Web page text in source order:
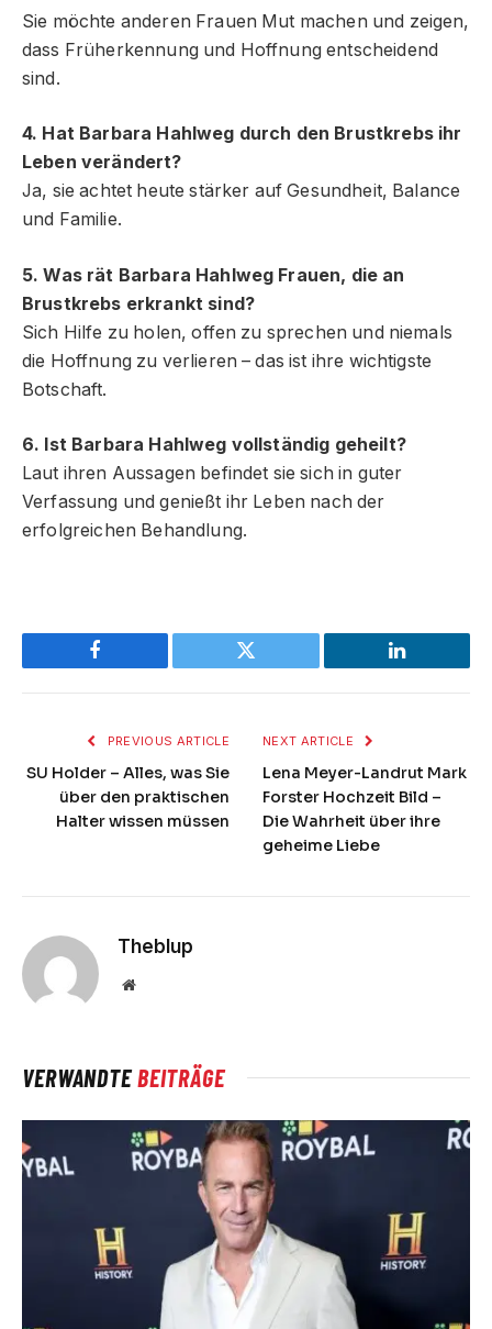
Sie möchte anderen Frauen Mut machen und zeigen,
dass Früherkennung und Hoffnung entscheidend
sind.
4. Hat Barbara Hahlweg durch den Brustkrebs ihr
Leben verändert?
Ja, sie achtet heute stärker auf Gesundheit, Balance
und Familie.
5. Was rät Barbara Hahlweg Frauen, die an
Brustkrebs erkrankt sind?
Sich Hilfe zu holen, offen zu sprechen und niemals
die Hoffnung zu verlieren – das ist ihre wichtigste
Botschaft.
6. Ist Barbara Hahlweg vollständig geheilt?
Laut ihren Aussagen befindet sie sich in guter
Verfassung und genießt ihr Leben nach der
erfolgreichen Behandlung.
Facebook Twitter LinkedIn
PREVIOUS ARTICLE
SU Holder – Alles, was Sie
über den praktischen
Halter wissen müssen
NEXT ARTICLE
Lena Meyer-Landrut Mark
Forster Hochzeit Bild –
Die Wahrheit über ihre
geheime Liebe
Theblup
Website
VERWANDTEBEITRÄGE